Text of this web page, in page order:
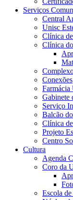
Serviços
Central
Unisc
Clínica
Clínica
Conexões
Farmácia
Gabinete
Serviço
Balcão
Clínica
Projeto
Centro
Cultura
Agenda
Coro da
Escola